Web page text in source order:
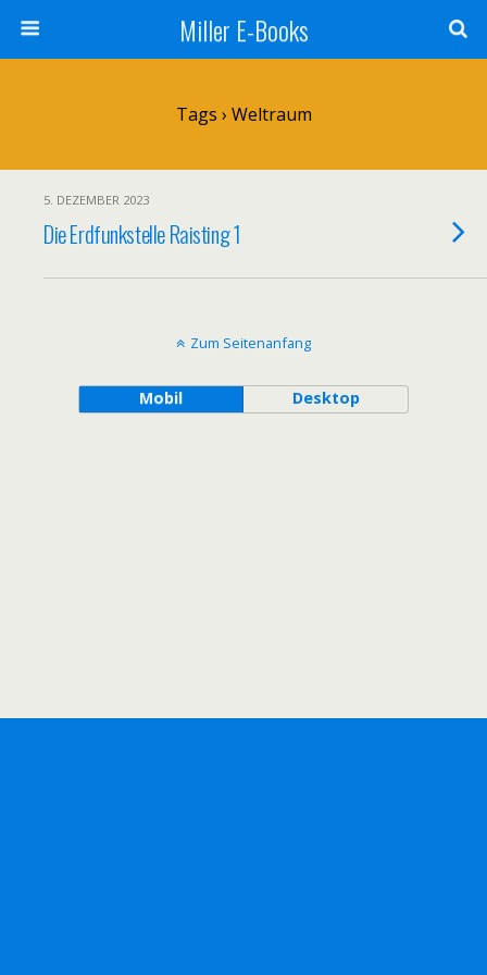
Miller E-Books
Tags › Weltraum
5. DEZEMBER 2023
Die Erdfunkstelle Raisting 1
Zum Seitenanfang
Mobil Desktop